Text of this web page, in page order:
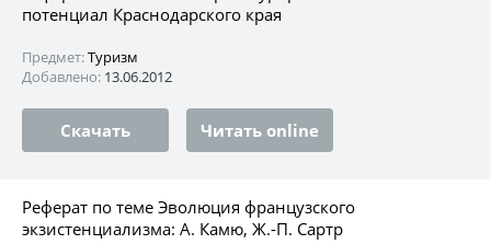
потенциал Краснодарского края
Предмет:Туризм
Добавлено: 13.06.2012
Скачать Читать online
Реферат по теме Эволюция французского
экзистенциализма: А. Камю, Ж.-П. Сартр